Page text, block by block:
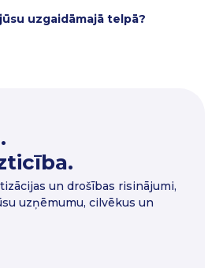
uzgaidāmajā telpā?
un drošības risinājumi,
uzņēmumu, cilvēkus un